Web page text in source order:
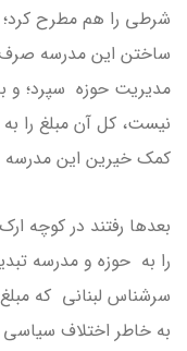
شرطی را هم مطرح
ساختن این مدرسه
مدیریت حوزه سپرد؛ و
نیست، کل آن مبلغ را
کمک خیرین این مدرسه
بعدها رفتند در کوچه
را به حوزه و مدرسه
سرشناس لبنانی که
به خاطر اختلاف